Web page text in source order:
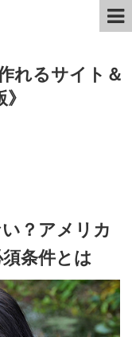
れるサイト＆
？アメリカ
条件とは